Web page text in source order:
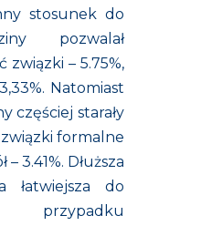
stosunek do
pozwalał
związki – 5.75%,
Natomiast
częściej starały
formalne
– 3.41%. Dłuższa
łatwiejsza do
przypadku